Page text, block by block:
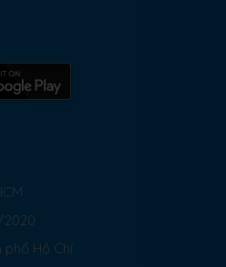
phố Hồ Chí